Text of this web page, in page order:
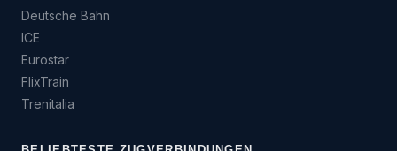
Deutsche Bahn
ICE
Eurostar
FlixTrain
Trenitalia